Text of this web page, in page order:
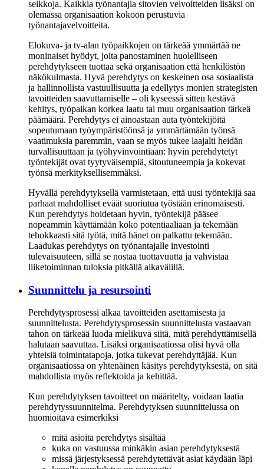
seikkoja. Kaikkia työnantajia sitovien velvoitteiden lisäksi on
olemassa organisaation kokoon perustuvia
työnantajavelvoitteita.
Elokuva- ja tv-alan työpaikkojen on tärkeää ymmärtää ne
moninaiset hyödyt, joita panostaminen huolelliseen
perehdytykseen tuottaa sekä organisaation että henkilöstön
näkökulmasta. Hyvä perehdytys on keskeinen osa sosiaalista
ja hallinnollista vastuullisuutta ja edellytys monien strategisten
tavoitteiden saavuttamiselle – oli kyseessä sitten kestävä
kehitys, työpaikan korkea laatu tai muu organisaation tärkeä
päämäärä. Perehdytys ei ainoastaan auta työntekijöitä
sopeutumaan työympäristöönsä ja ymmärtämään työnsä
vaatimuksia paremmin, vaan se myös tukee laajalti heidän
turvallisuuttaan ja työhyvinvointiaan: hyvin perehdytetyt
työntekijät ovat tyytyväisempiä, sitoutuneempia ja kokevat
työnsä merkityksellisemmäksi.
Hyvällä perehdytyksellä varmistetaan, että uusi työntekijä saa
parhaat mahdolliset eväät suoriutua työstään erinomaisesti.
Kun perehdytys hoidetaan hyvin, työntekijä pääsee
nopeammin käyttämään koko potentiaaliaan ja tekemään
tehokkaasti sitä työtä, mitä hänet on palkattu tekemään.
Laadukas perehdytys on työnantajalle investointi
tulevaisuuteen, sillä se nostaa tuottavuutta ja vahvistaa
liiketoiminnan tuloksia pitkällä aikavälillä.
Suunnittelu ja resursointi
Perehdytysprosessi alkaa tavoitteiden asettamisesta ja
suunnittelusta. Perehdytysprosessin suunnittelusta vastaavan
tahon on tärkeää luoda mielikuva siitä, mitä perehdyttämisellä
halutaan saavuttaa. Lisäksi organisaatiossa olisi hyvä olla
yhteisiä toimintatapoja, jotka tukevat perehdyttäjää. Kun
organisaatiossa on yhtenäinen käsitys perehdytyksestä, on sitä
mahdollista myös reflektoida ja kehittää.
Kun perehdytyksen tavoitteet on määritelty, voidaan laatia
perehdytyssuunnitelma. Perehdytyksen suunnittelussa on
huomioitava esimerkiksi
mitä asioita perehdytys sisältää
kuka on vastuussa minkäkin asian perehdytyksestä
missä järjestyksessä perehdytettävät asiat käydään läpi